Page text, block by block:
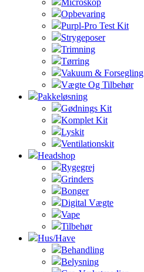
Microskop
Opbevaring
Purpl-Pro Test Kit
Strygeposer
Trimning
Tørring
Vakuum & Forsegling
Vægte Og Tilbehør
Pakkeløsning
Gødnings Kit
Komplet Kit
Lyskit
Ventilationskit
Headshop
Rygegrej
Grinders
Bonger
Digital Vægte
Vape
Tilbehør
Hus/Have
Behandling
Belysning